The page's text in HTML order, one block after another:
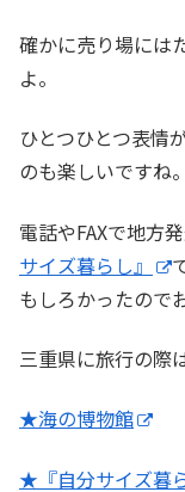
確かに売り場には
よ。
ひとつひとつ表情
のも楽しいですね。
電話やFAXで地方
サイズ暮らし』
もしろかったので
三重県に旅行の際
★海の博物館
★『自分サイズ暮